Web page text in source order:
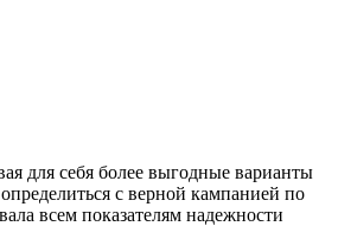
для себя более выгодные варианты
с верной кампанией по
всем показателям надежности